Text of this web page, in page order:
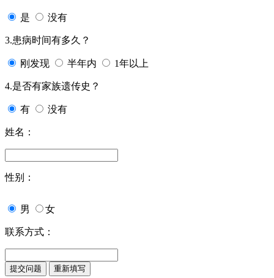
是 没有
3.患病时间有多久？
刚发现 半年内 1年以上
4.是否有家族遗传史？
有 没有
姓名：
性别：
男 女
联系方式：